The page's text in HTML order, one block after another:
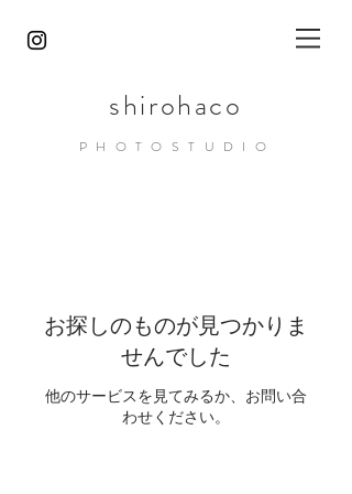
shirohaco
PHOTOST UDIO
お探しのものが見つかりま
せんでした
他のサービスを見てみるか、お問い合
わせください。